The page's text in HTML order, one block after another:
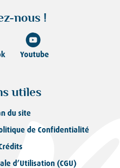
nous !
Youtube
utiles
du site
de Confidentialité
d’Utilisation (CGU)